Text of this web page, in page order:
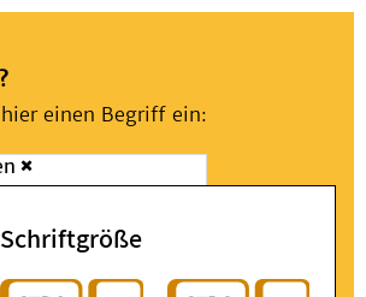
einen Begriff ein:
Schriftgröße